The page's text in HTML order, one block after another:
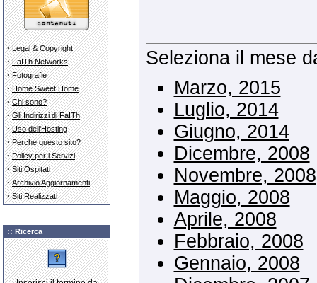
· Legal & Copyright
· FaITh Networks
· Fotografie
· Home Sweet Home
· Chi sono?
· Gli Indirizzi di FaITh
· Uso dell'Hosting
· Perchè questo sito?
· Policy per i Servizi
· Siti Ospitati
· Archivio Aggiornamenti
· Siti Realizzati
:: Ricerca
Seleziona il mese
Marzo, 2015
Luglio, 2014
Giugno, 2014
Dicembre, 2008
Novembre, 2008
Maggio, 2008
Aprile, 2008
Febbraio, 2008
Gennaio, 2008